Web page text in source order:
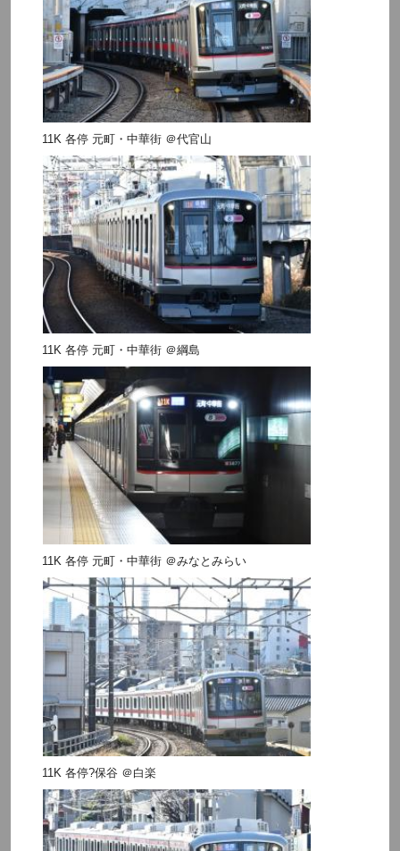
11K 各停 元町・中華街 ＠代官山
11K 各停 元町・中華街 ＠綱島
11K 各停 元町・中華街 ＠みなとみらい
11K 各停?保谷 ＠白楽